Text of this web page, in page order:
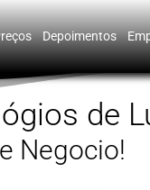
Depoimentos
de
Negocio!
analisar seu uso de